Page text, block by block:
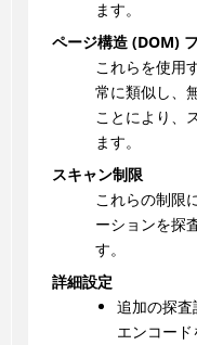
ます。
ページ構造 (DOM)
これらを使用
常に類似し、
ことにより、
ます。
スキャン制限
これらの制限
ーションを探
す。
詳細設定
追加の探査
エンコー